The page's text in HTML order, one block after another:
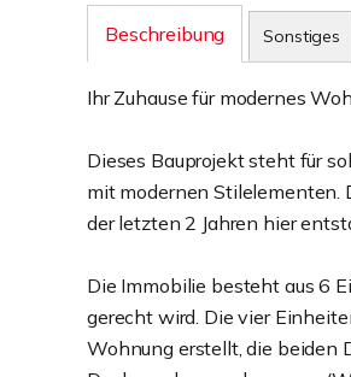
Beschreibung Sonstiges
Ihr Zuhause für modernes
Dieses Bauprojekt steht für
mit modernen Stilelementen.
der letzten 2 Jahren hier
Die Immobilie besteht aus 6
gerecht wird. Die vier
Wohnung erstellt, die beiden